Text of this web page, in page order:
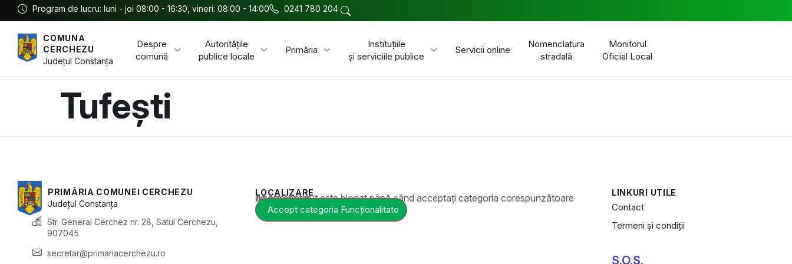
Program de lucru: luni - joi 08:00 - 16:30, vineri: 08:00 - 14:00 0241 780 204
COMUNA
CERCHEZU
JudețulConstanța
Despre
comună
Autoritățile
publice locale
Primăria
Instituțiile
și serviciile publice
Servicii online
Nomenclatura
stradală
Monitorul
Oficial Local
Tufești
PRIMĂRIA COMUNEI CERCHEZU
JudețulConstanța
Str. General Cerchez nr. 28, Satul Cerchezu,
907045
secretar@primariacerchezu.ro
LOCALIZARE
Acest conținut este blocat până când acceptați categoria corespunzătoare de cookie-uri.
Accept categoria Funcționalitate
LINKURI UTILE
Contact
Termeni și condiții
S.O.S.